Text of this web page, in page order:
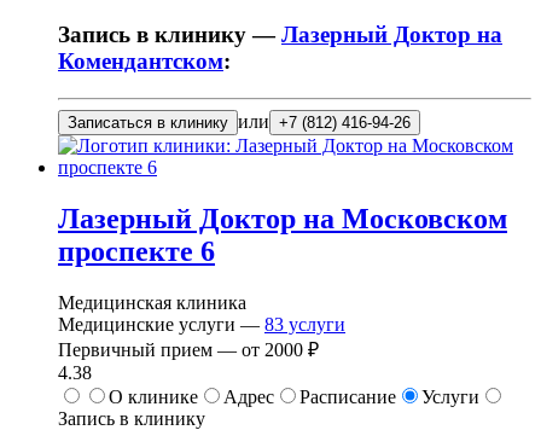
Запись в клинику —Лазерный Доктор на
Комендантском:
Записаться в клинику или +7 (812) 416-94-26
Лазерный Доктор на Московском
проспекте 6
Медицинская клиника
Медицинские услуги — 83 услуги
Первичный прием — от 2000 ₽
4.38
О клинике
Адрес Расписание
Услуги
Запись в клинику